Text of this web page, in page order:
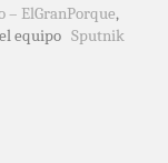
– ElGranPorque,
equipo Sputnik